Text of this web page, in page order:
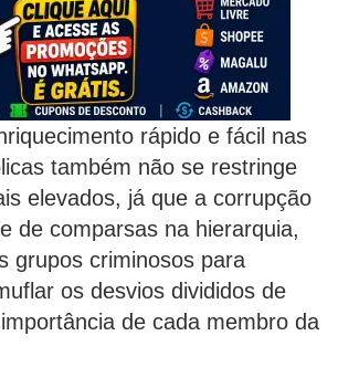
rápido e fácil nas
também não se restringe
elevados, já que a corrupção
de comparsas na hierarquia,
grupos criminosos para
os desvios divididos de
de cada membro da